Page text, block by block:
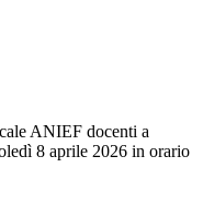
ANIEF docenti a
8 aprile 2026 in orario